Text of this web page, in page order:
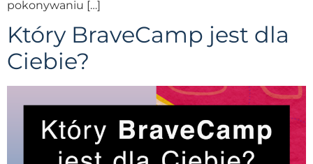
pokonywaniu […]
Który BraveCamp jest dla
Ciebie?